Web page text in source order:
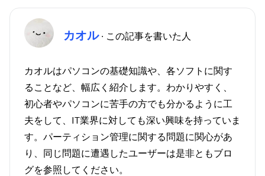
カオル· この記事を書いた人
カオルはパソコンの基礎知識や、各ソフトに関す
ることなど、幅広く紹介します。わかりやすく、
初心者やパソコンに苦手の方でも分かるように工
夫をして、IT業界に対しても深い興味を持っていま
す。パーティション管理に関する問題に関心があ
り、同じ問題に遭遇したユーザーは是非ともブロ
グを参照してください。